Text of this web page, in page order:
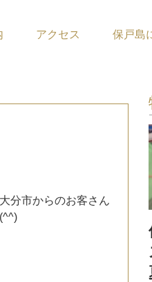
アクセス 保戸島
分市からのお客さん